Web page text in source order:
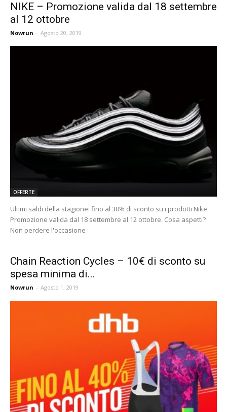
NIKE – Promozione valida dal 18 settembre
al 12 ottobre
Nowrun - Agosto 20, 2019
OFFERTE
Ultimi saldi della stagione: fino al 30% di sconto su i prodotti Nike
Promozione valida dal 18 settembre al 12 ottobre. Cosa aspetti?
Non perdere l'occasione
Chain Reaction Cycles – 10€ di sconto su
spesa minima di...
Nowrun - Agosto 1, 2019